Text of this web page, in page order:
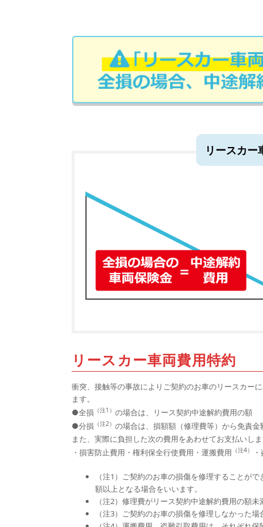
リースカー
リースカー車両費用特約
衝突、接触等の事故によりご契約のお車のリースカー
ます。
●全損 （注1） の場合は、リース契約中途解約費用の額
●分損 （注2） の場合は、損額額（修理費等）から免責
また、実際に負担した次の費用をあわせてお支払いし
・損害防止費用・権利保全行使費用・運搬費用 （注4）
（注1）ご契約のお車の損傷を修理することが
額以上となる場合をいいます。
（注2）修理費がリース契約中途解約費用の額
（注3）ご契約のお車の損傷を修理しなかった